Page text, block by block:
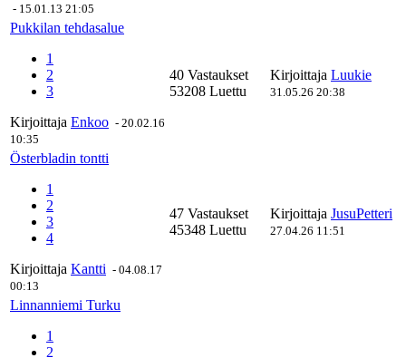
- 15.01.13 21:05
Pukkilan tehdasalue
1
2
3
Kirjoittaja Enkoo - 20.02.16
10:35
40 Vastaukset
53208 Luettu
Kirjoittaja Luukie
31.05.26 20:38
Österbladin tontti
1
2
3
4
Kirjoittaja Kantti - 04.08.17
00:13
47 Vastaukset
45348 Luettu
Kirjoittaja JusuPetteri
27.04.26 11:51
Linnanniemi Turku
1
2